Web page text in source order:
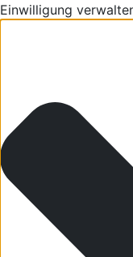
Einwilligung